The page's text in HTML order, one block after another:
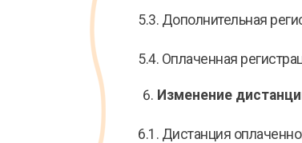
5.3. Дополнительная
5.4. Оплаченная
Изменение
6.1. Дистанция